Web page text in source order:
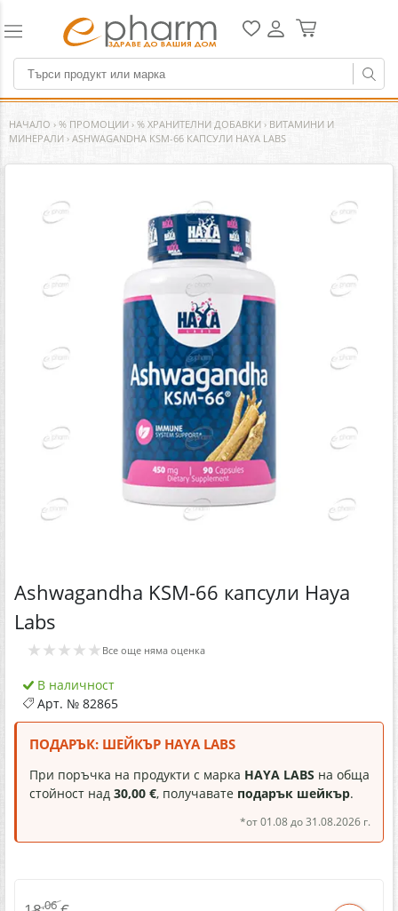
НАЧАЛО › % ПРОМОЦИИ › % ХРАНИТЕЛНИ ДОБАВКИ › ВИТАМИНИ И
МИНЕРАЛИ › ASHWAGANDHA KSM-66 КАПСУЛИ HAYA LABS
Ashwagandha KSM-66 капсули Haya
Labs
★★★★★ Все още няма оценка
В наличност
Арт. № 82865
ПОДАРЪК: ШЕЙКЪР HAYA LABS
При поръчка на продукти с марка HAYA LABS на обща
стойност над 30,00 €, получавате подарък шейкър.
*от 01.08 до 31.08.2026 г.
.06